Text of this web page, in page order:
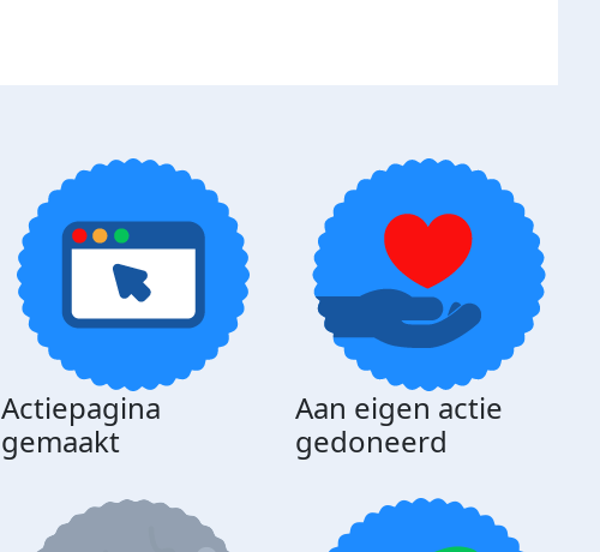
Actiepagina
gemaakt
Aan eigen actie
gedoneerd